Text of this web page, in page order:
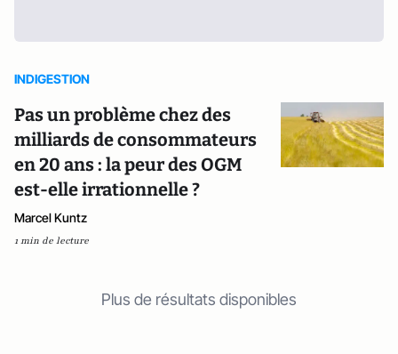
INDIGESTION
Pas un problème chez des
milliards de consommateurs
en 20 ans : la peur des OGM
est-elle irrationnelle ?
Marcel Kuntz
1 min de lecture
Plus de résultats disponibles